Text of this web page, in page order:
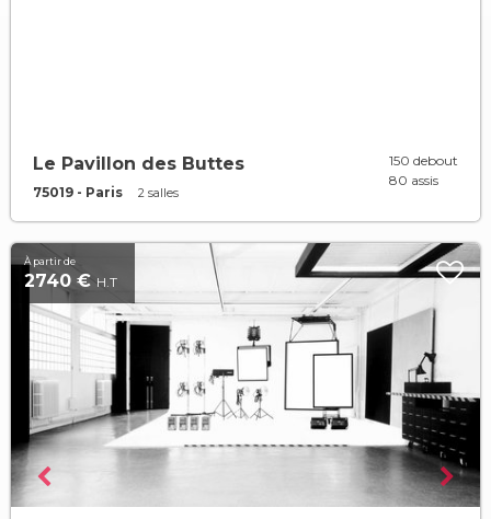
Le Pavillon des Buttes
75019 - Paris 2 salles
150 debout
80 assis
À partir de
2740 € H.T